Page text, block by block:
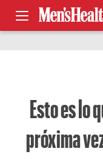
Esto es lo
próxima